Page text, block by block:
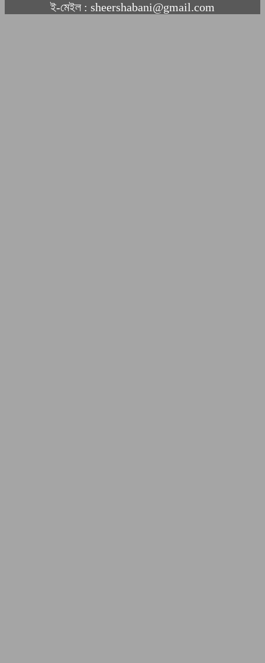
ই-মেইল : sheershabani@gmail.com